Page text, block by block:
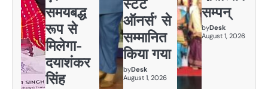
समयबद्ध
रूप से
मिलेगा-
दयाशंकर
सिंह
स्टेट
ऑनर्स’ से
सम्मानित
किया गया
byDesk
August 1, 2026
सम्पन्
byDesk
August 1, 2026